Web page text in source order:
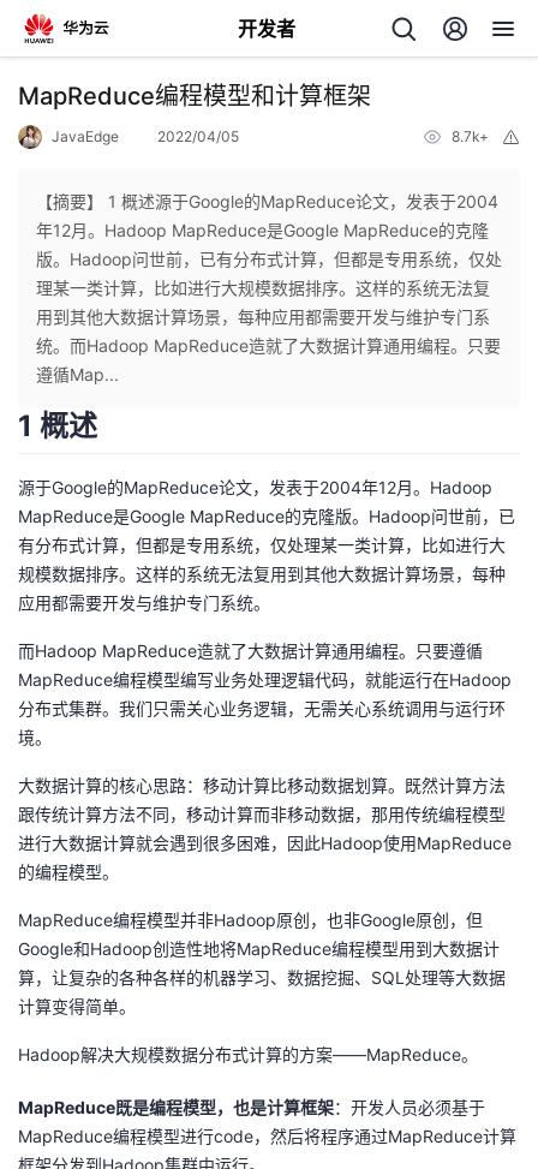
开发者
返
个
人
主
我
的
发
者
的
客
我
论
坛
的
圈
子
我
的
直
播
我
的
活
我
的
注
开
发
者
学
我
的
课
程
我
的
认
证
我
的
实
验
我
的
收
藏
的
Programs
我
的
持
的
技
术
支
我
的
云
声
议
MapReduce编程模型和计算框架
JavaEdge 2022/04/05 8.7k+
【摘要】 1 概述源于Google的MapReduce论文，发表于2004
年12月。Hadoop MapReduce是Google MapReduce的克隆
版。Hadoop问世前，已有分布式计算，但都是专用系统，仅处
理某一类计算，比如进行大规模数据排序。这样的系统无法复
用到其他大数据计算场景，每种应用都需要开发与维护专门系
统。而Hadoop MapReduce造就了大数据计算通用编程。只要
遵循Map...
1 概述
源于Google的MapReduce论文，发表于2004年12月。Hadoop
MapReduce是Google MapReduce的克隆版。Hadoop问世前，已
有分布式计算，但都是专用系统，仅处理某一类计算，比如进行大
规模数据排序。这样的系统无法复用到其他大数据计算场景，每种
应用都需要开发与维护专门系统。
而Hadoop MapReduce造就了大数据计算通用编程。只要遵循
MapReduce编程模型编写业务处理逻辑代码，就能运行在Hadoop
分布式集群。我们只需关心业务逻辑，无需关心系统调用与运行环
境。
大数据计算的核心思路：移动计算比移动数据划算。既然计算方法
跟传统计算方法不同，移动计算而非移动数据，那用传统编程模型
进行大数据计算就会遇到很多困难，因此Hadoop使用MapReduce
的编程模型。
MapReduce编程模型并非Hadoop原创，也非Google原创，但
Google和Hadoop创造性地将MapReduce编程模型用到大数据计
算，让复杂的各种各样的机器学习、数据挖掘、SQL处理等大数据
计算变得简单。
Hadoop解决大规模数据分布式计算的方案——MapReduce。
MapReduce既是编程模型，也是计算框架：开发人员必须基于
MapReduce编程模型进行code，然后将程序通过MapReduce计算